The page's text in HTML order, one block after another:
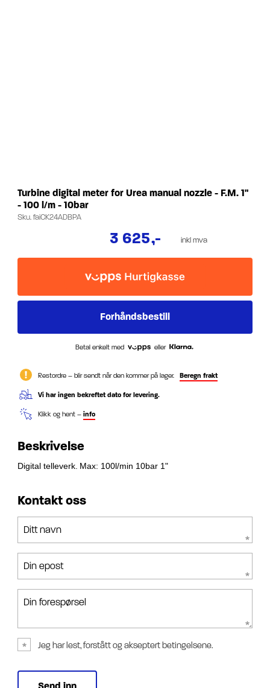
Turbine digital meter for Urea manual nozzle - F.M. 1"
- 100 l/m - 10bar
Sku.faiCK24ADBPA
3 625,- inkl mva
Betal enkelt med eller
Restordre – blir sendt når den kommer på lager. Beregn frakt
Vi har ingen bekreftet dato for levering.
Klikk og hent – info
Beskrivelse
Digital telleverk. Max: 100l/min 10bar 1"
Kontakt oss
Ditt navn
Din epost
Din forespørsel
Jeg har lest, forstått og akseptert betingelsene.